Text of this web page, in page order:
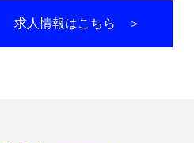
求人情報はこちら ＞